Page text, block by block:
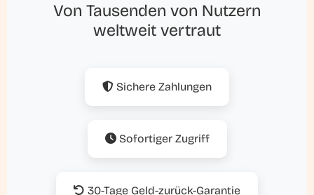
Von Tausenden von Nutzern
weltweit vertraut
Sichere Zahlungen
Sofortiger Zugriff
30-Tage Geld-zurück-Garantie